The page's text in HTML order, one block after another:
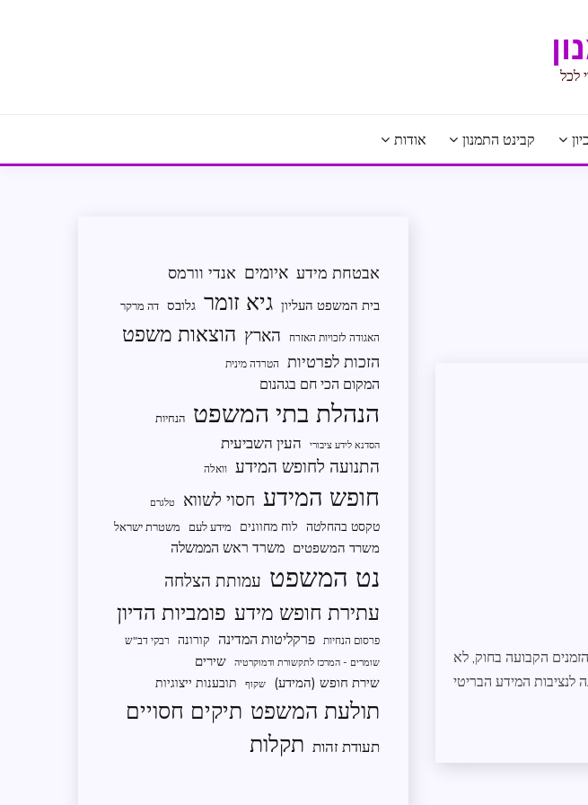
לכל
קבינט התמנון אודות
הקבועה בחוק, לא
לנציבות המידע הבריטי
אבטחת מידע איומים אנדי וורמס
בית המשפט העליון גיא זומר גלובס דה מרקר
האגודה לזכויות האזרח הארץ הוצאות משפט
הזכות לפרטיות הטרדה מינית
המקום הכי חם בגהנום
הנהלת בתי המשפט הנחיות
הסדנא לידע ציבורי העין השביעית
התנועה לחופש המידע וואלה
חופש המידע חסוי לשווא טלגרם
טקסט בהחלטה לוח מחוונים מידע לעם משטרת ישראל
משרד המשפטים משרד ראש הממשלה
נט המשפט עמותת הצלחה
עתירת חופש מידע פומביות הדיון
פרסום הנחיות פרקליטות המדינה קורונה רבקי דב"ש
שומרים - המרכז לתקשורת ודמוקרטיה
שירים
שירת חופש (המידע)
שקוף תובענות ייצוגיות
תולעת המשפט תיקים חסויים
תעודת זהות תקלות